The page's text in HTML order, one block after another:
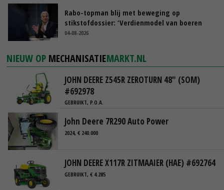
Rabo-topman blij met beweging op
stikstofdossier: ‘Verdienmodel van boeren
blijft cruciaal’
04-08-2026
NIEUW OP MECHANISATIEMARKT.NL
JOHN DEERE Z545R ZEROTURN 48" (SOM)
#692978
GEBRUIKT, P.O.A.
John Deere 7R290 Auto Power
2024, € 240.000
JOHN DEERE X117R ZITMAAIER (HAE) #692764
GEBRUIKT, € 4.285